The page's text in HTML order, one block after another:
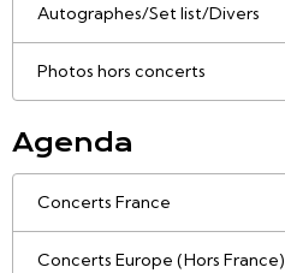
Autographes/Set list/Divers
Photos hors concerts
Agenda
Concerts France
Concerts Europe (Hors France)